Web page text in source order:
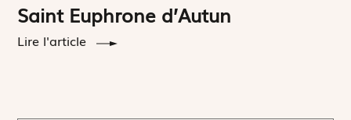
Saint Euphrone d’Autun
Lire l'article